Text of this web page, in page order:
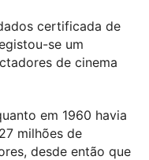
certificada de
se um
de cinema
em 1960 havia
milhões de
desde então que